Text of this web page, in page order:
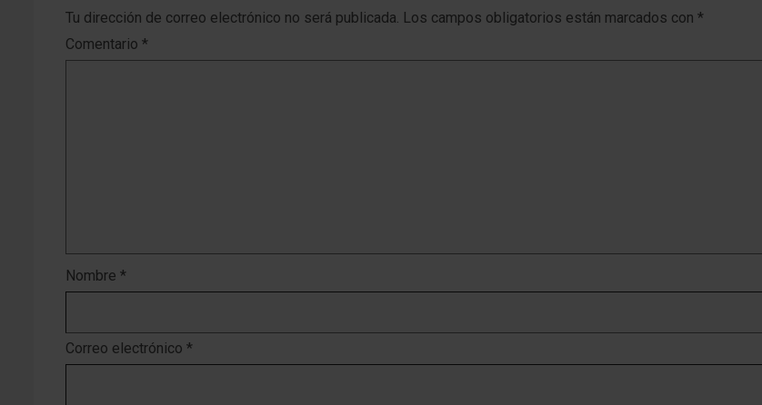
Tu dirección de correo electrónico no será publicada. Los campos obligatorios están marcados con *
Comentario *
Nombre *
Correo electrónico *